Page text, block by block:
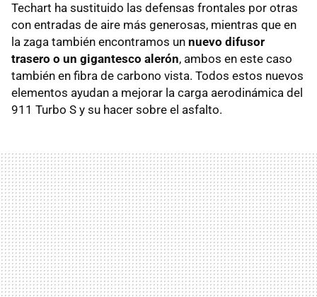
Techart ha sustituido las defensas frontales por otras
con entradas de aire más generosas, mientras que en
la zaga también encontramos un nuevo difusor
trasero o un gigantesco alerón, ambos en este caso
también en fibra de carbono vista. Todos estos nuevos
elementos ayudan a mejorar la carga aerodinámica del
911 Turbo S y su hacer sobre el asfalto.